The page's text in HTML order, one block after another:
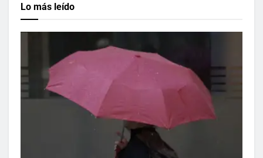
Lo más leído